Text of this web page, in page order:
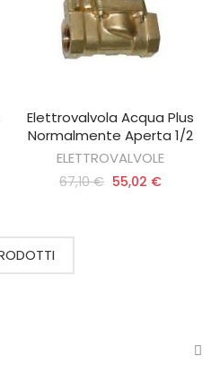
AGGIUNGI AL CARRELLO
Elettrovalvola Acqua Plus
Normalmente Aperta 1/2
ELETTROVALVOLE
67,10 € 55,02 €